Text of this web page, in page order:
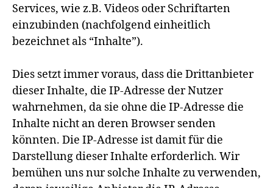
Services, wie z.B. Videos oder Schriftarten
einzubinden (nachfolgend einheitlich
bezeichnet als “Inhalte”).
Dies setzt immer voraus, dass die Drittanbieter
dieser Inhalte, die IP-Adresse der Nutzer
wahrnehmen, da sie ohne die IP-Adresse die
Inhalte nicht an deren Browser senden
könnten. Die IP-Adresse ist damit für die
Darstellung dieser Inhalte erforderlich. Wir
bemühen uns nur solche Inhalte zu verwenden,